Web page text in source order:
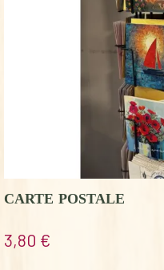
CARTE POSTALE
3,80 €